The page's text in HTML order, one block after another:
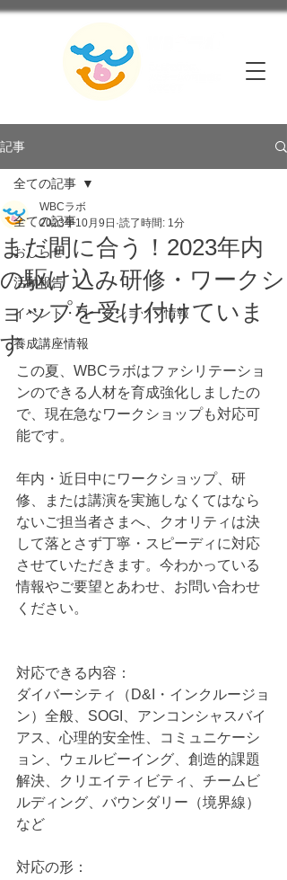
記事
全ての記事
おしらせ
活動報告
イベント・ワークショップ情報
養成講座情報
全ての記事
まだ間に合う！2023年内
の駆け込み研修・ワークシ
ョップを受け付けていま
す
WBCラボ
2023年10月9日 読了時間: 1分
この夏、WBCラボはファシリテーショ
ンのできる人材を育成強化しましたの
で、現在急なワークショップも対応可
能です。
年内・近日中にワークショップ、研
修、または講演を実施しなくてはなら
ないご担当者さまへ、クオリティは決
して落とさず丁寧・スピーディに対応
させていただきます。今わかっている
情報やご要望とあわせ、お問い合わせ
ください。
対応できる内容：
ダイバーシティ（D&I・インクルージョ
ン）全般、SOGI、アンコンシャスバイ
アス、心理的安全性、コミュニケーシ
ョン、ウェルビーイング、創造的課題
解決、クリエイティビティ、チームビ
ルディング、バウンダリー（境界線）
など
対応の形：